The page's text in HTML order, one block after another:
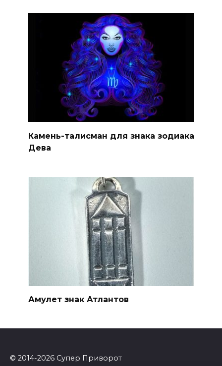
Камень-талисман для знака зодиака
Дева
Амулет знак Атлантов
© 2014-2026 Супер Приворот